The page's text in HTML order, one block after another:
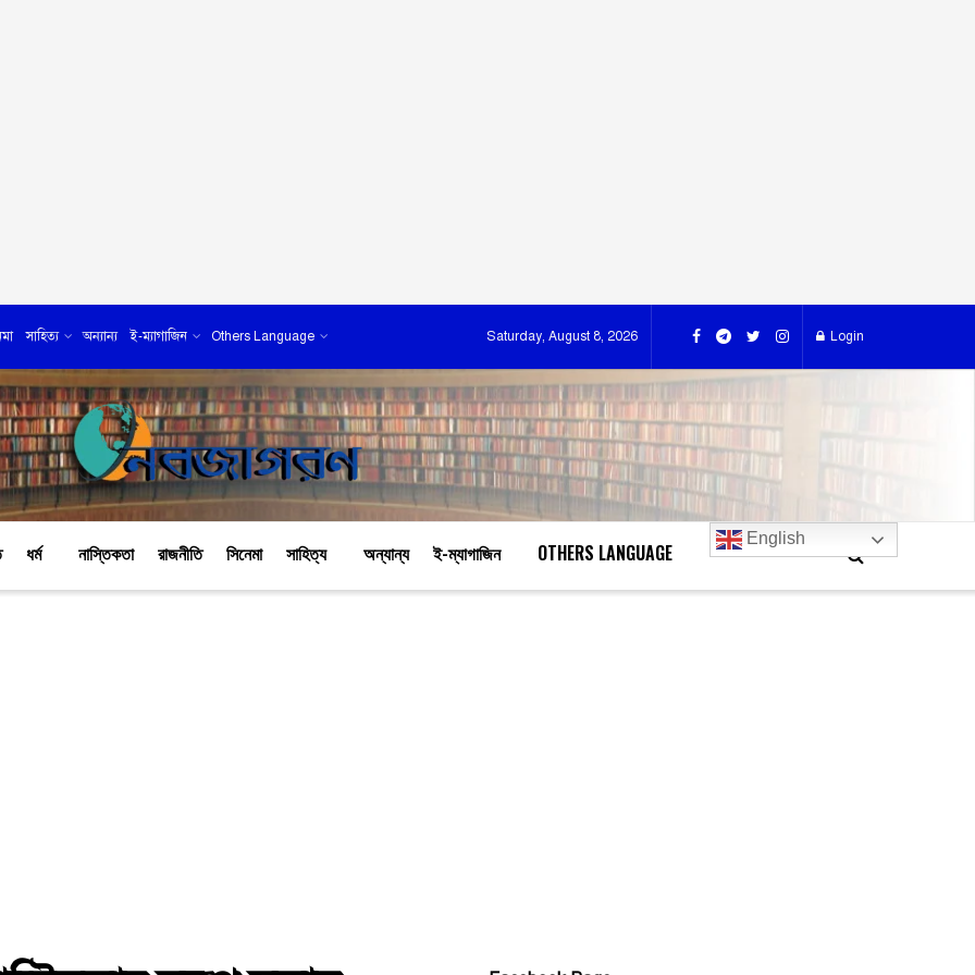
সাহিত্য অন্যান্য ই-ম্যাগাজিন Others Language Saturday, August 8, 2026 Login
ধর্ম নাস্তিকতা রাজনীতি সিনেমা সাহিত্য অন্যান্য ই-ম্যাগাজিন OTHERS LANGUAGE
English